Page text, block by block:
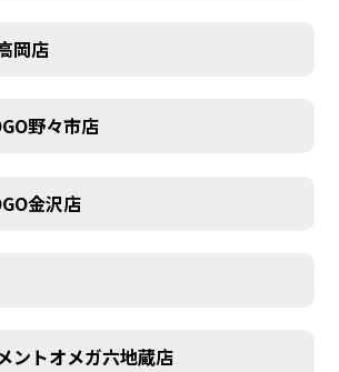
AUDITION
岡店
野々市店
金沢店
ントオメガ六地蔵店